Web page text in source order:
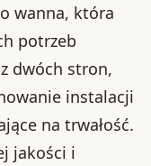
wanna, która
potrzeb
dwóch stron,
instalacji
na trwałość.
jakości i